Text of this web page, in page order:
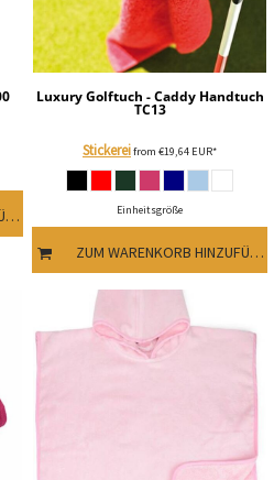
ZUM WARENKORB HINZUFÜGEN
Luxury Golftuch - Caddy Handtuch
TC13
Stickereifrom €19,64 EUR*
Einheitsgröße
ZUM WARENKORB HINZUFÜGEN